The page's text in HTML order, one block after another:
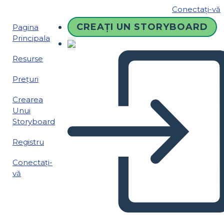
Conectați-vă
Pagina
Principala
Resurse
Prețuri
Crearea
Unui
Storyboard
Registru
Conectați-
vă
CREAȚI UN STORYBOARD